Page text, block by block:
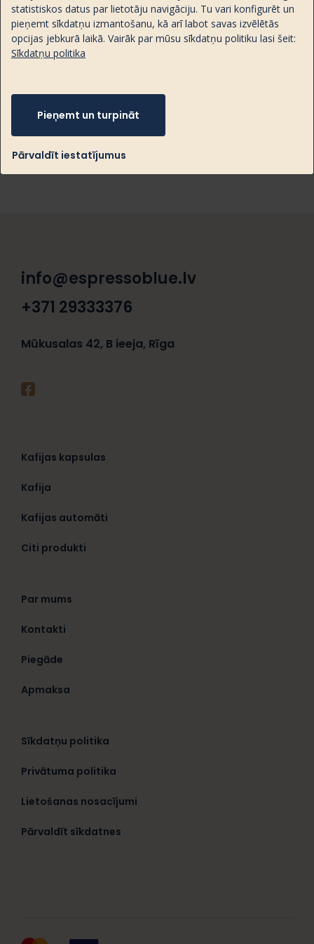
Aromāts un sajūtas: Stiprs, noturīgs
Paredzēts lietot tikai LAVAZZA EspressoPoint
kafijas aparātos.
Kapsulu skaits iepakojumā: 100 gb.
info@espressoblue.lv
+371 29333376
Mūkusalas 42, B ieeja, Rīga
Kafijas kapsulas
Kafija
Kafijas automāti
Citi produkti
Par mums
Kontakti
Piegāde
Apmaksa
Sīkdatņu politika
Privātuma politika
Lietošanas nosacījumi
Pārvaldīt sīkdatnes
statistiskos datus par lietotāju navigāciju. Tu vari konfigurēt un
pieņemt sīkdatņu izmantošanu, kā arī labot savas izvēlētās
opcijas jebkurā laikā. Vairāk par mūsu sīkdatņu politiku lasi šeit:
Sīkdatņu politika
Pieņemt un turpināt
Pārvaldīt iestatījumus